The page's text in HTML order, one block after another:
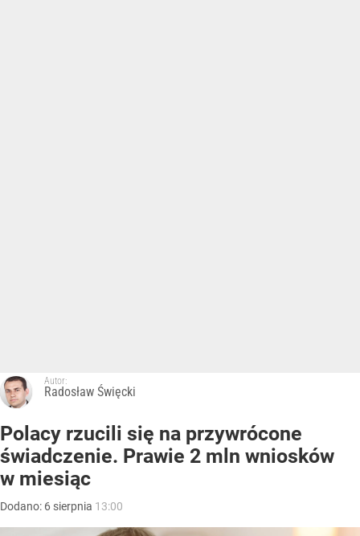
Autor:
Radosław Święcki
Polacy rzucili się na przywrócone
świadczenie. Prawie 2 mln wniosków
w miesiąc
Dodano: 6 sierpnia 13:00